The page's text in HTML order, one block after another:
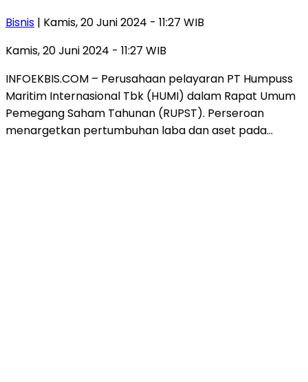
Bisnis | Kamis, 20 Juni 2024 - 11:27 WIB
Kamis, 20 Juni 2024 - 11:27 WIB
INFOEKBIS.COM – Perusahaan pelayaran PT Humpuss
Maritim Internasional Tbk (HUMI) dalam Rapat Umum
Pemegang Saham Tahunan (RUPST). Perseroan
menargetkan pertumbuhan laba dan aset pada…